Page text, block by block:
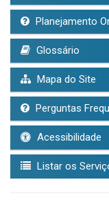
Planejamento
Glossário
Mapa do Site
Perguntas
Acessibilidade
Listar os